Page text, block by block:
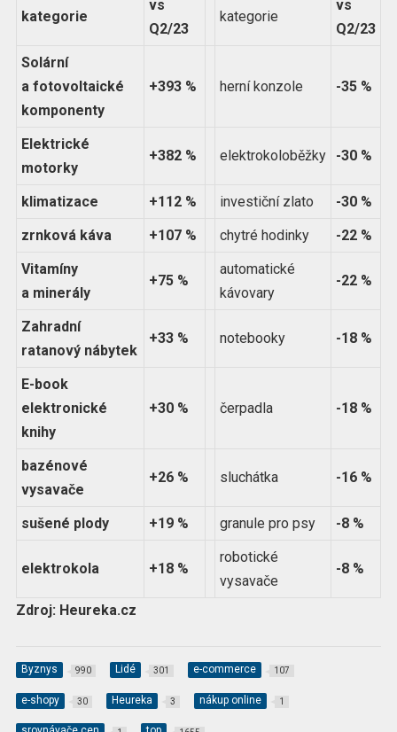
kategorie
vs
Q2/23
kategorie
vs
Q2/23
Solární
a fotovoltaické
komponenty
+393 % herní konzole -35 %
Elektrické
motorky
+382 % elektrokoloběžky -30 %
klimatizace +112 % investiční zlato
-30 %
zrnková káva
+107 % chytré hodinky
-22 %
Vitamíny
a minerály
+75 %
automatické
kávovary
-22 %
Zahradní
ratanový nábytek
+33 % notebooky -18 %
E-book
elektronické
knihy
+30 % čerpadla -18 %
bazénové
vysavače
+26 % sluchátka -16 %
sušené plody +19 % granule pro psy -8 %
elektrokola +18 %
robotické
vysavače
-8 %
Zdroj: Heureka.cz
Byznys 990 Lidé 301 e-commerce 107
e-shopy 30 Heureka 3 nákup online 1